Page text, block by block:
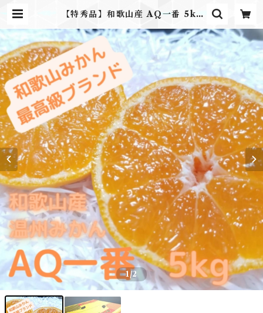
【特秀品】和歌山産 AQ一番 5kg
ふるさとのかほり
1/2